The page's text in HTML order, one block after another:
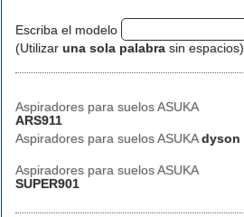
Escriba el modelo
(Utilizar una sola palabra sin espacios)
Aspiradores para suelos ASUKA
ARS911
Aspiradores para suelos ASUKAdyson
Aspiradores para suelos ASUKA
SUPER901